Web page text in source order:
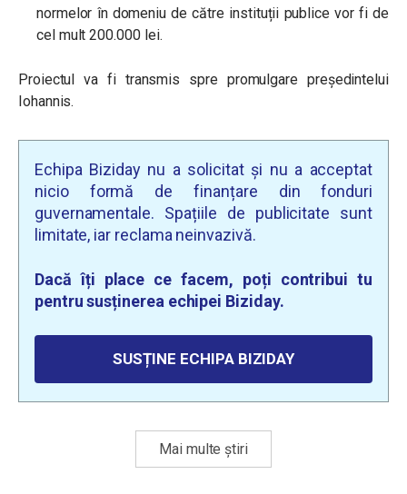
normelor în domeniu de către instituții publice vor fi de
cel mult 200.000 lei.
Proiectul va fi transmis spre promulgare președintelui
Iohannis.
Echipa Biziday nu a solicitat și nu a acceptat
nicio formă de finanțare din fonduri
guvernamentale. Spațiile de publicitate sunt
limitate, iar reclama neinvazivă.
Dacă îți place ce facem, poți contribui tu
pentru susținerea echipei Biziday.
SUSȚINE ECHIPA BIZIDAY
Mai multe știri